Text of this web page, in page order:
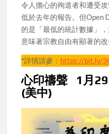
令人擔心的殉道者和遭受
低於去年的報告。但Open
的是「最低的統計數據」
意味著宗教自由有顯著的改
*詳情請參： https://bit.ly/
心印禱聲 1月
(美中)